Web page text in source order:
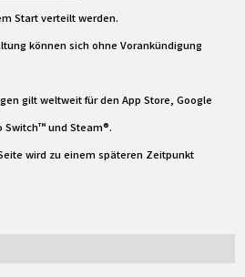
Start verteilt werden.
können sich ohne Vorankündigung
gilt weltweit für den App Store, Google
Switch™ und Steam®.
wird zu einem späteren Zeitpunkt